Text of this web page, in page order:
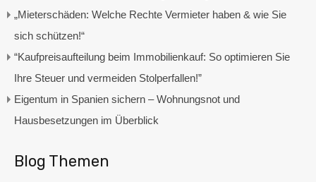
„Mieterschäden: Welche Rechte Vermieter haben & wie Sie
sich schützen!“
“Kaufpreisaufteilung beim Immobilienkauf: So optimieren Sie
Ihre Steuer und vermeiden Stolperfallen!”
Eigentum in Spanien sichern – Wohnungsnot und
Hausbesetzungen im Überblick
Blog Themen